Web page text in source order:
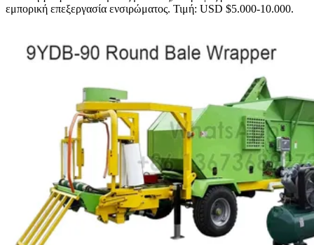
εμπορική επεξεργασία ενσιρώματος. Τιμή: USD $5.000-10.000.